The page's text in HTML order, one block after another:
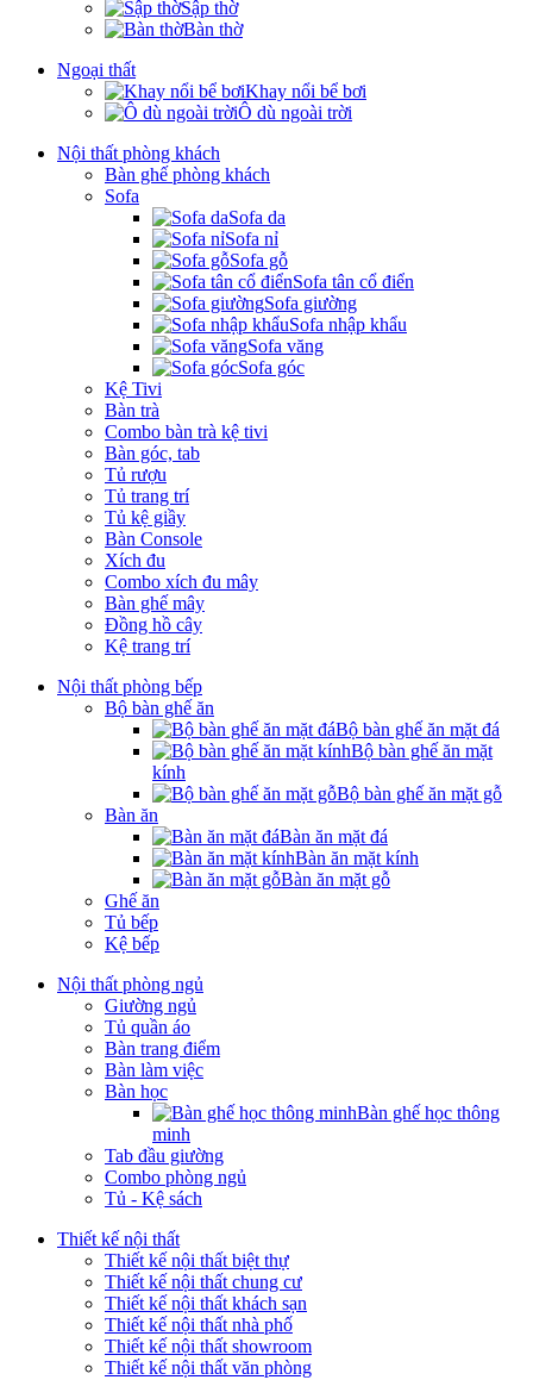
Sập thờ
Bàn thờ
Ngoại thất
Khay nổi bể bơi
Ô dù ngoài trời
Nội thất phòng khách
Bàn ghế phòng khách
Sofa
Sofa da
Sofa nỉ
Sofa gỗ
Sofa tân cổ điển
Sofa giường
Sofa nhập khẩu
Sofa văng
Sofa góc
Kệ Tivi
Bàn trà
Combo bàn trà kệ tivi
Bàn góc, tab
Tủ rượu
Tủ trang trí
Tủ kệ giầy
Bàn Console
Xích đu
Combo xích đu mây
Bàn ghế mây
Đồng hồ cây
Kệ trang trí
Nội thất phòng bếp
Bộ bàn ghế ăn
Bộ bàn ghế ăn mặt đá
Bộ bàn ghế ăn mặt
kính
Bộ bàn ghế ăn mặt gỗ
Bàn ăn
Bàn ăn mặt đá
Bàn ăn mặt kính
Bàn ăn mặt gỗ
Ghế ăn
Tủ bếp
Kệ bếp
Nội thất phòng ngủ
Giường ngủ
Tủ quần áo
Bàn trang điểm
Bàn làm việc
Bàn học
Bàn ghế học thông
minh
Tab đầu giường
Combo phòng ngủ
Tủ - Kệ sách
Thiết kế nội thất
Thiết kế nội thất biệt thự
Thiết kế nội thất chung cư
Thiết kế nội thất khách sạn
Thiết kế nội thất nhà phố
Thiết kế nội thất showroom
Thiết kế nội thất văn phòng